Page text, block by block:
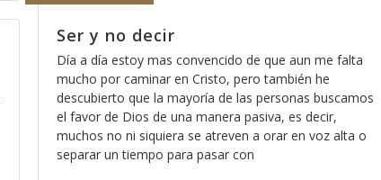
Ser y no decir
Día a día estoy mas convencido de que aun me falta
mucho por caminar en Cristo, pero también he
descubierto que la mayoría de las personas buscamos
el favor de Dios de una manera pasiva, es decir,
muchos no ni siquiera se atreven a orar en voz alta o
separar un tiempo para pasar con